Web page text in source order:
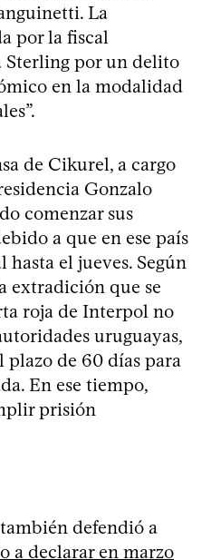
La
por la fiscal
Sterling por un delito
en la modalidad
de Cikurel, a cargo
Gonzalo
comenzar sus
a que en ese país
el jueves. Según
extradición que se
roja de Interpol no
uruguayas,
de 60 días para
En ese tiempo,
prisión
defendió a
a declarar en marzo